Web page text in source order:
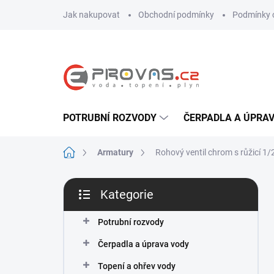
Jak nakupovat Obchodní podmínky Podmínky
POTRUBNÍ ROZVODY ČERPADLA A
Domů Armatury Rohový ventil chrom s růžicí
P
s
kategorie
Kategorie
Potrubní rozvody
Čerpadla a úprava vody
Topení a ohřev vody